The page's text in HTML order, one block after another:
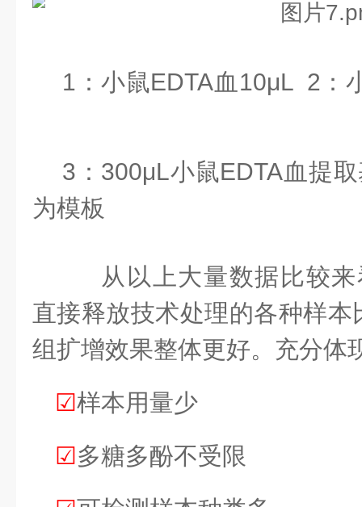
1：小鼠EDTA血10μL 2：
3 ： 300μL小鼠EDTA血提
为模板
从以上大量数据比较
直接释放技术处理的各种样本
组扩增效果整体更好。充分体
☑样本用量少
☑多糖多酚不受限